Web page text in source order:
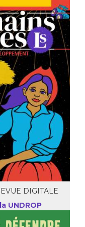
DIGITALE
UNDROP